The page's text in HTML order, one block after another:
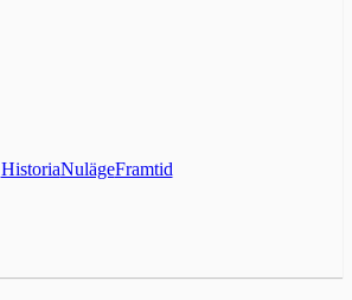
HistoriaNulägeFramtid